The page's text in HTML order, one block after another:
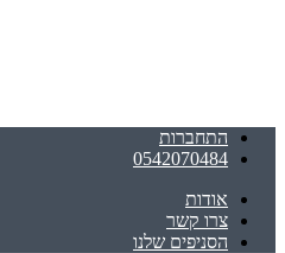
התחברות
0542070484
אודות
צרו קשר
הסניפים שלנו